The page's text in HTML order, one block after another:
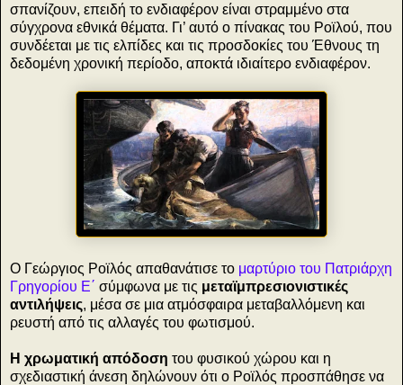
σπανίζουν, επειδή το ενδιαφέρον είναι στραμμένο στα
σύγχρονα εθνικά θέματα. Γι’ αυτό ο πίνακας του Ροϊλού, που
συνδέεται με τις ελπίδες και τις προσδοκίες του Έθνους τη
δεδομένη χρονική περίοδο, αποκτά ιδιαίτερο ενδιαφέρον.
Ο Γεώργιος Ροϊλός απαθανάτισε το μαρτύριο του Πατριάρχη
Γρηγορίου Ε΄ σύμφωνα με τις μεταϊμπρεσιονιστικές
αντιλήψεις, μέσα σε μια ατμόσφαιρα μεταβαλλόμενη και
ρευστή από τις αλλαγές του φωτισμού.
Η χρωματική απόδοση του φυσικού χώρου και η
σχεδιαστική άνεση δηλώνουν ότι ο Ροϊλός προσπάθησε να